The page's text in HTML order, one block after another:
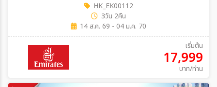
HK_EK00112
3วัน 2คืน
14 ส.ค. 69 - 04 ม.ค. 70
เริ่มต้น
17,999
บาท/ท่าน